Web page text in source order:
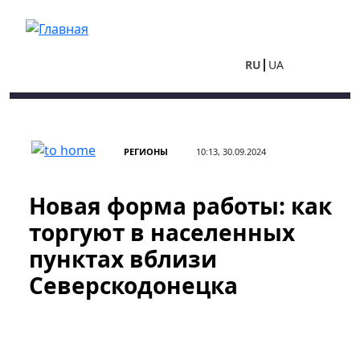
RU UA
РЕГИОНЫ 10:13, 30.09.2024
Новая форма работы: как
торгуют в населенных
пунктах вблизи
Северскодонецка